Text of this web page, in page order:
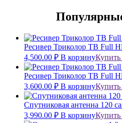
Ресивер Триколор ТВ Full
4,500.00 ₽ В корзину
Ресивер Триколор ТВ Full
3,600.00 ₽ В корзину
Спутниковая антенна 120
3,990.00 ₽ В корзину